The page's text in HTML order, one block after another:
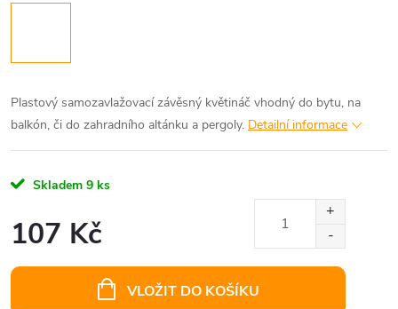
Plastový samozavlažovací závěsný květináč vhodný do bytu, na
balkón, či do zahradního altánku a pergoly. Detailní informace
Skladem 9 ks
107 Kč
VLOŽIT DO KOŠÍKU